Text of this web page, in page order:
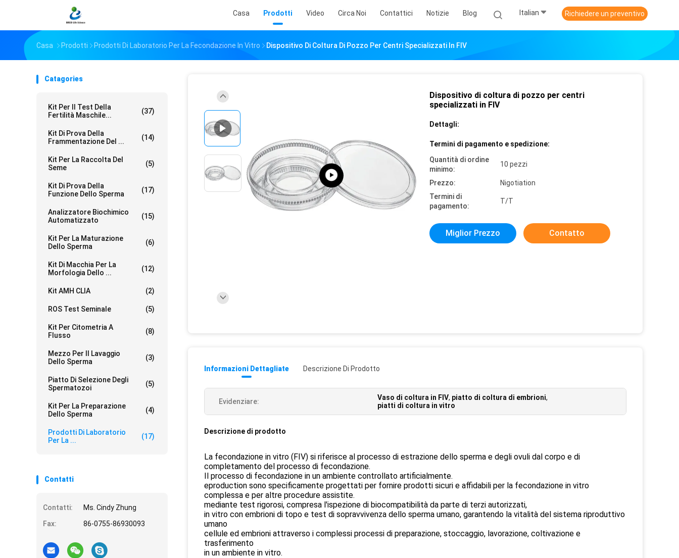
Casa Prodotti Video Circa Noi Contattici Notizie Blog Italian Richiedere un preventivo
Casa Prodotti Prodotti Di Laboratorio Per La Fecondazione In Vitro Dispositivo Di Coltura Di Pozzo Per Centri Specializzati In FIV
Catagories
Kit Per Il Test Della
Fertilità Maschile...
(37)
Kit Di Prova Della
Frammentazione Del ...
(14)
Kit Per La Raccolta Del
Seme
(5)
Kit Di Prova Della
Funzione Dello Sperma
(17)
Analizzatore Biochimico
Automatizzato
(15)
Kit Per La Maturazione
Dello Sperma
(6)
Kit Di Macchia Per La
Morfologia Dello ...
(12)
Kit AMH CLIA (2)
ROS Test Seminale (5)
Kit Per Citometria A
Flusso
(8)
Mezzo Per Il Lavaggio
Dello Sperma
(3)
Piatto Di Selezione Degli
Spermatozoi
(5)
Kit Per La Preparazione
Dello Sperma
(4)
Prodotti Di Laboratorio
Per La ...
(17)
Contatti
Contatti:
Ms. Cindy Zhung
Fax:
86-0755-86930093
Dispositivo di coltura di pozzo per centri
specializzati in FIV
Dettagli:
Termini di pagamento e spedizione:
Quantità di ordine
minimo:
10 pezzi
Prezzo:
Nigotiation
Termini di
pagamento:
T/T
Miglior Prezzo Contatto
Informazioni Dettagliate Descrizione Di Prodotto
Evidenziare: Vaso di coltura in FIV, piatto di coltura di embrioni,
piatti di coltura in vitro
Descrizione di prodotto
La fecondazione in vitro (FIV) si riferisce al processo di estrazione dello sperma e degli ovuli dal corpo e di
completamento del processo di fecondazione.
Il processo di fecondazione in un ambiente controllato artificialmente.
eproduction sono specificamente progettati per fornire prodotti sicuri e affidabili per la fecondazione in vitro
complessa e per altre procedure assistite.
mediante test rigorosi, compresa l'ispezione di biocompatibilità da parte di terzi autorizzati,
in vitro con embrioni di topo e test di sopravvivenza dello sperma umano, garantendo la vitalità del sistema riproduttivo
umano
cellule ed embrioni attraverso i complessi processi di preparazione, stoccaggio, lavorazione, coltivazione e
trasferimento
in un ambiente in vitro.